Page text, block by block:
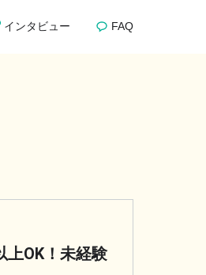
インタビュー FAQ
上OK！未経験